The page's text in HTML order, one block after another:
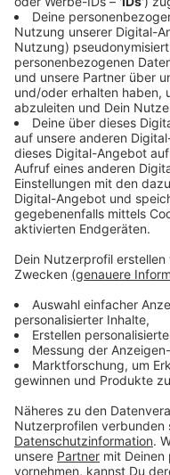
Warteschlangen an
Sicherheitsbereichen
würde also wiederum
früher am Flughafen
zu verpassen.
Anzeige
Das sagt der
Anzeige
Am Flughafen
Angaben ungefähr
Herbstferienwochen
seien die Türkei,
Vereinigte Arabische
Istanbul, Barcelona
Wie zu erwarten, sind
mit der höchsten
offiziellen